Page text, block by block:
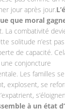
jour après jour.
que moral
La combativité
solitude n’est
de capacité.
conjoncture
Les familles se
explosent, se
à un état